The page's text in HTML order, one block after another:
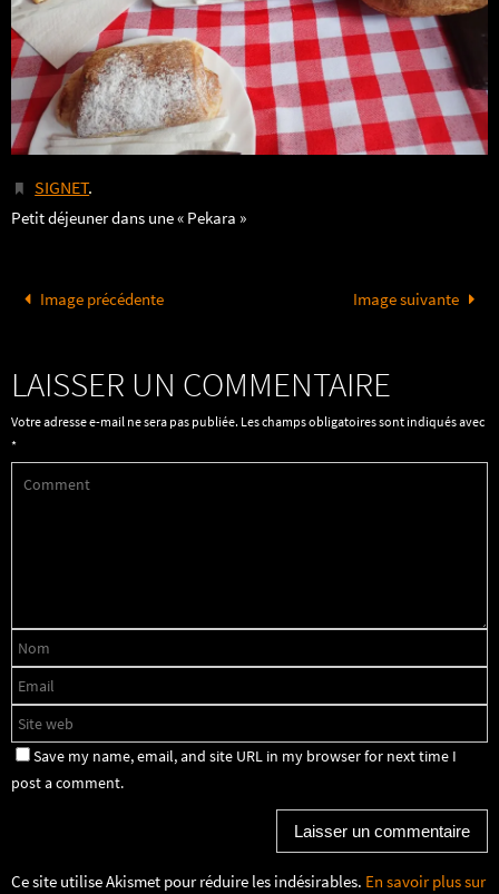
SIGNET.
Petit déjeuner dans une « Pekara »
Image précédente Image suivante
LAISSER UN COMMENTAIRE
Votre adresse e-mail ne sera pas publiée. Les champs obligatoires sont indiqués avec
*
Save my name, email, and site URL in my browser for next time I
post a comment.
Ce site utilise Akismet pour réduire les indésirables. En savoir plus sur